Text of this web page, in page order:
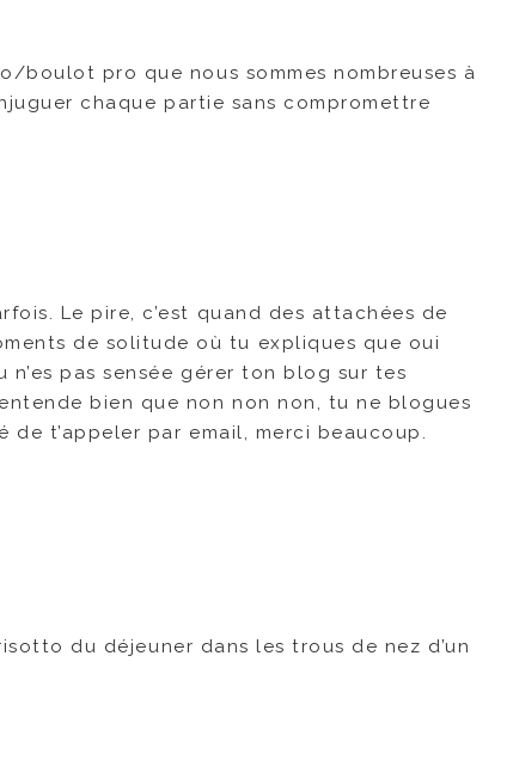
boulot pro que nous sommes nombreuses à
chaque partie sans compromettre
Le pire, c’est quand des attachées de
de solitude où tu expliques que oui
pas sensée gérer ton blog sur tes
bien que non non non, tu ne blogues
de t’appeler par email, merci beaucoup.
du déjeuner dans les trous de nez d’un